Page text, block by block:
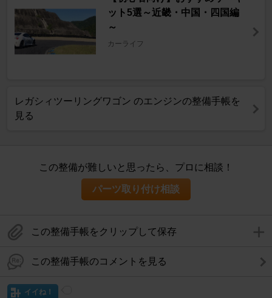
ット5選～近畿・中国・四国編
～
カーライフ
レガシィツーリングワゴン のエンジンの整備手帳を
見る
この整備が難しいと思ったら、プロに相談！
パーツ取り付け相談
この整備手帳をクリップして保存
この整備手帳のコメントを見る
イイね！